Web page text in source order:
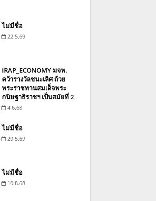
ไม่มีชื่อ
22.5.69
iRAP_ECONOMY มจพ.
คว้ารางวัลชนะเลิศ ถ้วย
พระราชทานสมเด็จพระ
กนิษฐาธิราชฯ เป็นสมัยที่ 2
4.6.68
ไม่มีชื่อ
29.5.69
ไม่มีชื่อ
10.8.68